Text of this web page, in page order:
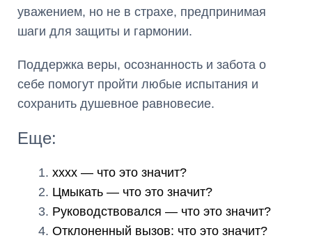
уважением, но не в страхе, предпринимая
шаги для защиты и гармонии.
Поддержка веры, осознанность и забота о
себе помогут пройти любые испытания и
сохранить душевное равновесие.
Еще:
xxxx — что это значит?
Цмыкать — что это значит?
Руководствовался — что это значит?
Отклоненный вызов: что это значит?